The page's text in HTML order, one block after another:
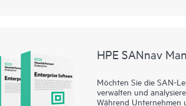
HPE SANnav
Möchten Sie die SAN-
verwalten und
Während Unternehmen